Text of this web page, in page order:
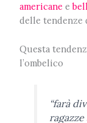
americane e
delle tendenze
Questa
l’ombelico
“farà